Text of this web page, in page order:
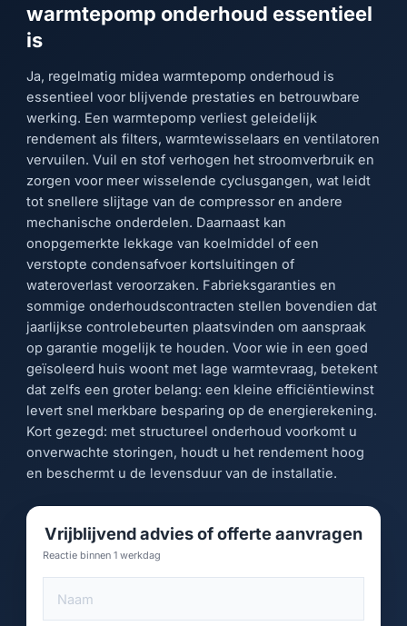
warmtepomp onderhoud essentieel
is
Ja, regelmatig midea warmtepomp onderhoud is
essentieel voor blijvende prestaties en betrouwbare
werking. Een warmtepomp verliest geleidelijk
rendement als filters, warmtewisselaars en ventilatoren
vervuilen. Vuil en stof verhogen het stroomverbruik en
zorgen voor meer wisselende cyclusgangen, wat leidt
tot snellere slijtage van de compressor en andere
mechanische onderdelen. Daarnaast kan
onopgemerkte lekkage van koelmiddel of een
verstopte condensafvoer kortsluitingen of
wateroverlast veroorzaken. Fabrieksgaranties en
sommige onderhoudscontracten stellen bovendien dat
jaarlijkse controlebeurten plaatsvinden om aanspraak
op garantie mogelijk te houden. Voor wie in een goed
geïsoleerd huis woont met lage warmtevraag, betekent
dat zelfs een groter belang: een kleine efficiëntiewinst
levert snel merkbare besparing op de energierekening.
Kort gezegd: met structureel onderhoud voorkomt u
onverwachte storingen, houdt u het rendement hoog
en beschermt u de levensduur van de installatie.
Vrijblijvend advies of offerte aanvragen
Reactie binnen 1 werkdag